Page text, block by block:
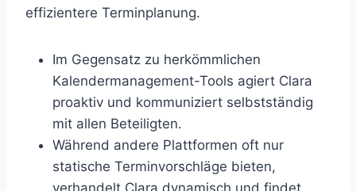
effizientere Terminplanung.
Im Gegensatz zu herkömmlichen
Kalendermanagement-Tools agiert Clara
proaktiv und kommuniziert selbstständig
mit allen Beteiligten.
Während andere Plattformen oft nur
statische Terminvorschläge bieten,
verhandelt Clara dynamisch und findet